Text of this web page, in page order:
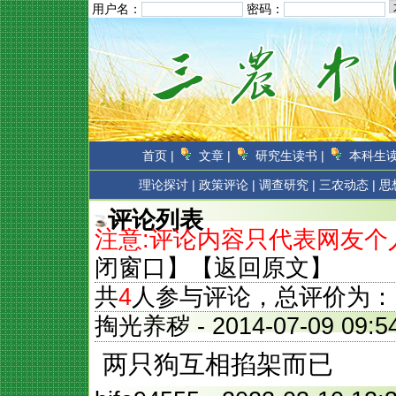
用户名： 密码：
首页 | 文章 | 研究生读书 | 本科生
理论探讨 | 政策评论 | 调查研究 | 三农动态 | 思
评论列表
注意:评论内容只代表网友
闭窗口 】【返回原文 】
共4人参与评论，总评价为：
掏光养秽 - 2014-07-09
两只狗互相掐架而已